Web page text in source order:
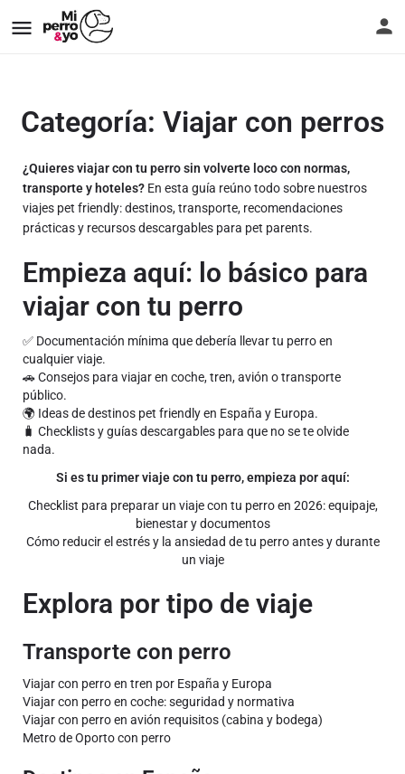
Categoría: Viajar con perros
¿Quieres viajar con tu perro sin volverte loco con normas,
transporte y hoteles? En esta guía reúno todo sobre nuestros
viajes pet friendly: destinos, transporte, recomendaciones
prácticas y recursos descargables para pet parents.
Empieza aquí: lo básico para
viajar con tu perro
✅ Documentación mínima que debería llevar tu perro en
cualquier viaje.
🚗 Consejos para viajar en coche, tren, avión o transporte
público.
🌍 Ideas de destinos pet friendly en España y Europa.
🧳 Checklists y guías descargables para que no se te olvide
nada.
Si es tu primer viaje con tu perro, empieza por aquí:
Checklist para preparar un viaje con tu perro en 2026: equipaje,
bienestar y documentos
Cómo reducir el estrés y la ansiedad de tu perro antes y durante
un viaje
Explora por tipo de viaje
Transporte con perro
Viajar con perro en tren por España y Europa
Viajar con perro en coche: seguridad y normativa
Viajar con perro en avión requisitos (cabina y bodega)
Metro de Oporto con perro